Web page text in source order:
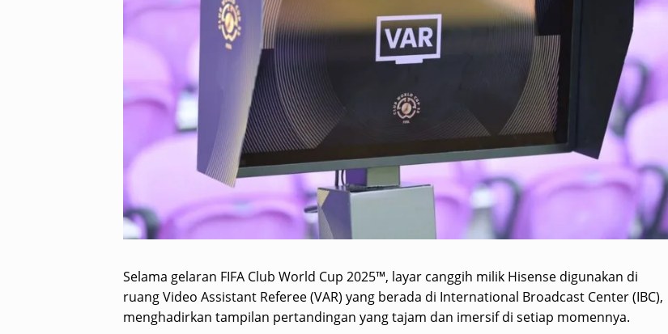
Selama gelaran FIFA Club World Cup 2025™, layar canggih milik Hisense digunakan di
ruang Video Assistant Referee (VAR) yang berada di International Broadcast Center (IBC),
menghadirkan tampilan pertandingan yang tajam dan imersif di setiap momennya.